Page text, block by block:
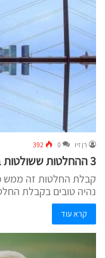
רן זיו 0
392
3 ההחלטות ששולטות בייעוד שלנו – ורד חן יצחקי
קבלת החלטות זה ממש
נהיה טובים בקבלת
קרא עוד